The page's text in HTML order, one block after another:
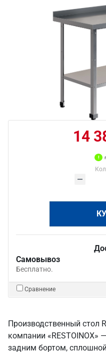
14
Самовывоз
Бесплатно.
Сравнение
Производственный стол
компании «RESTOINOX»
задним бортом,